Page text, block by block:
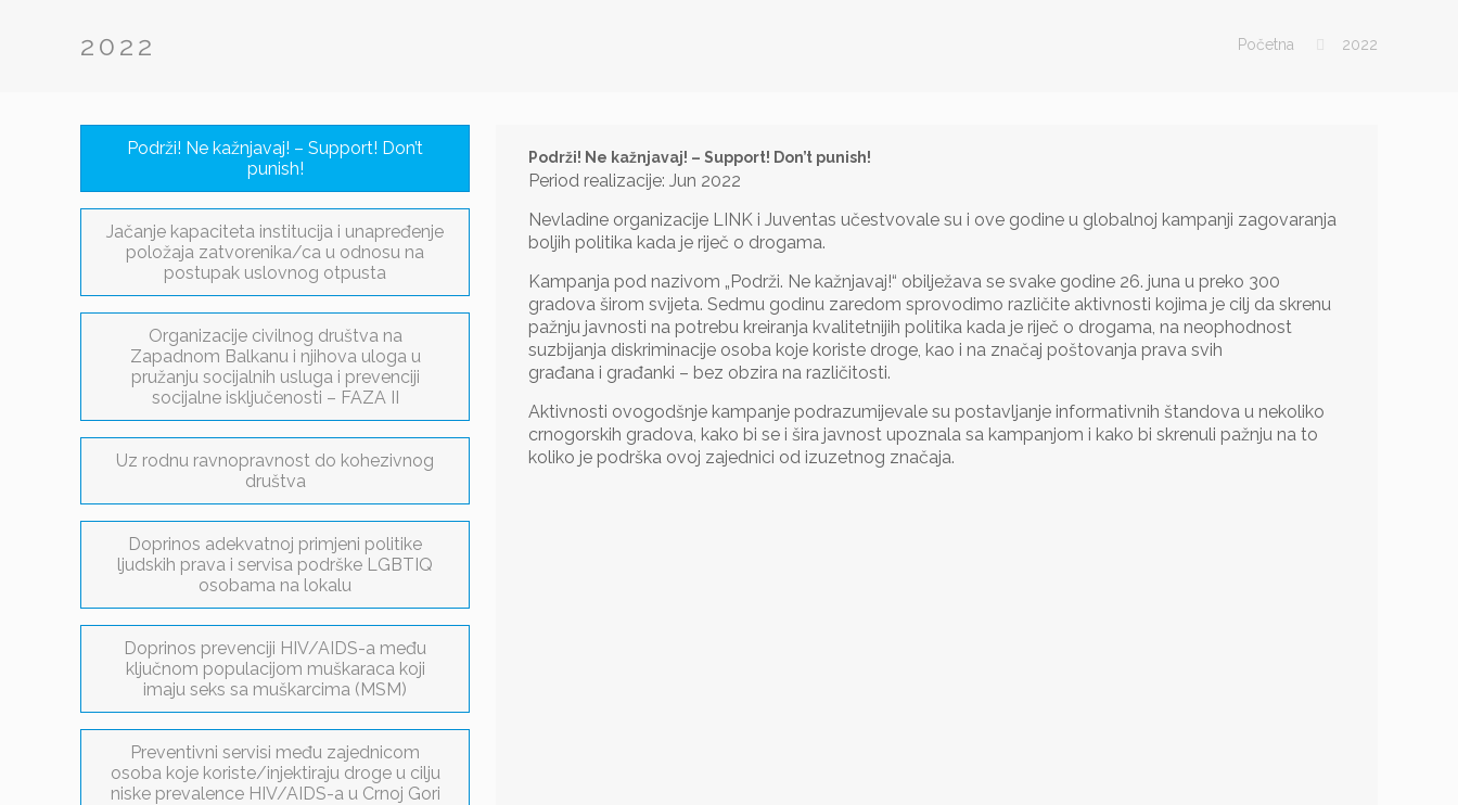
2022 Početna 2022
Podrži! Ne kažnjavaj! – Support! Don’t
punish!
Jačanje kapaciteta institucija i unapređenje
položaja zatvorenika/ca u odnosu na
postupak uslovnog otpusta
Organizacije civilnog društva na
Zapadnom Balkanu i njihova uloga u
pružanju socijalnih usluga i prevenciji
socijalne isključenosti – FAZA II
Uz rodnu ravnopravnost do kohezivnog
društva
Doprinos adekvatnoj primjeni politike
ljudskih prava i servisa podrške LGBTIQ
osobama na lokalu
Doprinos prevenciji HIV/AIDS-a među
ključnom populacijom muškaraca koji
imaju seks sa muškarcima (MSM)
Preventivni servisi među zajednicom
osoba koje koriste/injektiraju droge u cilju
niske prevalence HIV/AIDS-a u Crnoj Gori
Podrži! Ne kažnjavaj! – Support! Don’t punish!
Period realizacije: Jun 2022
Nevladine organizacije LINK i Juventas učestvovale su i ove godine u globalnoj kampanji zagovaranja
boljih politika kada je riječ o drogama.
Kampanja pod nazivom „Podrži. Ne kažnjavaj!“ obilježava se svake godine 26. juna u preko 300
gradova širom svijeta. Sedmu godinu zaredom sprovodimo različite aktivnosti kojima je cilj da skrenu
pažnju javnosti na potrebu kreiranja kvalitetnijih politika kada je riječ o drogama, na neophodnost
suzbijanja diskriminacije osoba koje koriste droge, kao i na značaj poštovanja prava svih
građana i građanki – bez obzira na različitosti.
Aktivnosti ovogodšnje kampanje podrazumijevale su postavljanje informativnih štandova u nekoliko
crnogorskih gradova, kako bi se i šira javnost upoznala sa kampanjom i kako bi skrenuli pažnju na to
koliko je podrška ovoj zajednici od izuzetnog značaja.